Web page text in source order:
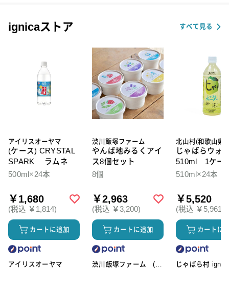
ignicaストア すべて見る
アイリスオーヤマ
(ケース) CRYSTAL
SPARK ラムネ
500ml×24本
￥1,680
(税込 ￥1,814)
カートに追加
アイリスオーヤマ
渋川飯塚ファーム
やんば地みるくアイ
ス8個セット
8個
￥2,963
(税込 ￥3,200)
カートに追加
渋川飯塚ファーム (ア
北山村(和歌山県)
じゃばらウォ
510ml 1ケー
本入
510ml×24本
￥5,520
(税込 ￥5,961)
カートに
じゃばら村